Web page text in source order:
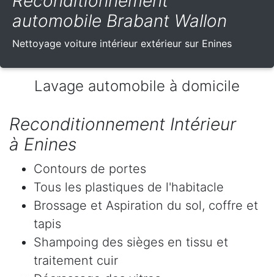
automobile Brabant Wallon
Nettoyage voiture intérieur extérieur sur Enines
Lavage automobile à domicile
Reconditionnement Intérieur
à Enines
Contours de portes
Tous les plastiques de l'habitacle
Brossage et Aspiration du sol, coffre et
tapis
Shampoing des sièges en tissu et
traitement cuir